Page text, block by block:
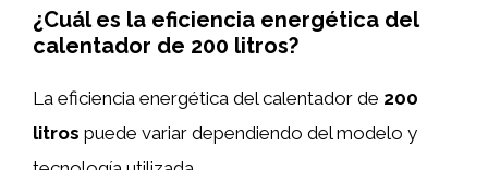
¿Cuál es la eficiencia energética del
calentador de 200 litros?
La eficiencia energética del calentador de 200
litros puede variar dependiendo del modelo y